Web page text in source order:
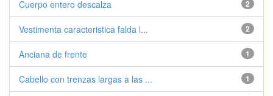
2
Cuerpo entero descalza
2
Vestimenta caracteristica falda l...
1
Anciana de frente
1
Cabello con trenzas largas a las ...